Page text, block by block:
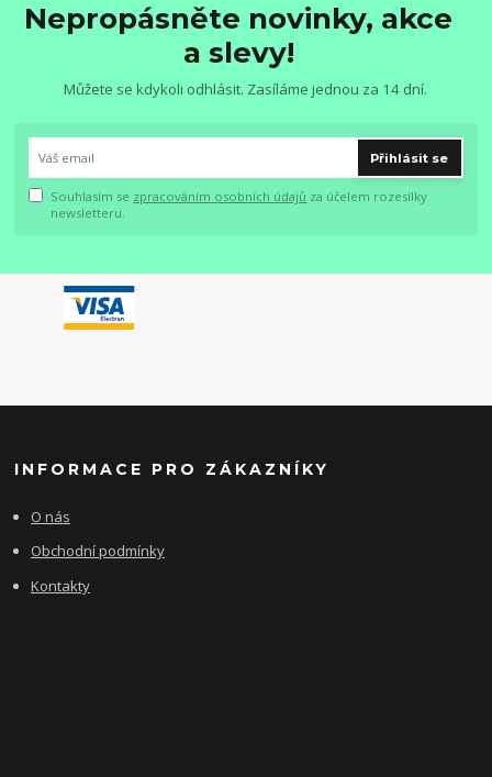
Nepropásněte novinky, akce
a slevy!
Můžete se kdykoli odhlásit. Zasíláme jednou za 14 dní.
Přihlásit se
Souhlasím se zpracováním osobních údajů za účelem rozesílky
newsletteru.
INFORMACE PRO ZÁKAZNÍKY
O nás
Obchodní podmínky
Kontakty